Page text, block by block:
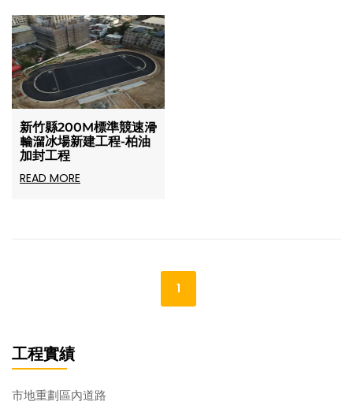
工程實績
市地重劃區內道路
新竹縣200M標準競速滑
輪溜冰場新建工程-柏油
加封工程
READ MORE
1